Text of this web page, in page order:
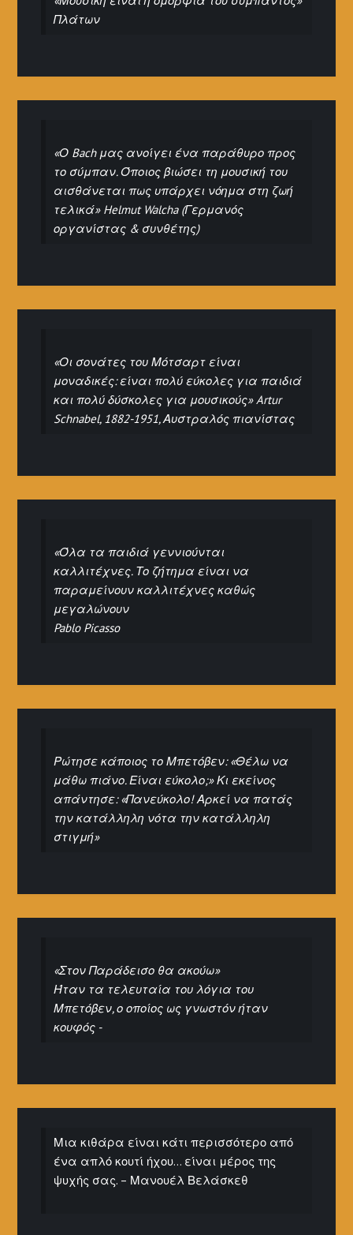
Πλάτων
«Ο Bach μας ανοίγει ένα παράθυρο προς
το σύμπαν. Όποιος βιώσει τη μουσική του
αισθάνεται πως υπάρχει νόημα στη ζωή
τελικά» Helmut Walcha (Γερμανός
οργανίστας & συνθέτης)
«Οι σονάτες του Μότσαρτ είναι
μοναδικές: είναι πολύ εύκολες για παιδιά
και πολύ δύσκολες για μουσικούς» Artur
Schnabel, 1882-1951, Αυστραλός πιανίστας
«Όλα τα παιδιά γεννιούνται
καλλιτέχνες. Το ζήτημα είναι να
παραμείνουν καλλιτέχνες καθώς
μεγαλώνουν
Pablo Picasso
Ρώτησε κάποιος το Μπετόβεν: «Θέλω να
μάθω πιάνο. Είναι εύκολο;» Κι εκείνος
απάντησε: «Πανεύκολο! Αρκεί να πατάς
την κατάλληλη νότα την κατάλληλη
στιγμή»
«Στον Παράδεισο θα ακούω»
Ήταν τα τελευταία του λόγια του
Μπετόβεν, ο οποίος ως γνωστόν ήταν
κουφός -
Μια κιθάρα είναι κάτι περισσότερο από
ένα απλό κουτί ήχου… είναι μέρος της
ψυχής σας. – Μανουέλ Βελάσκεθ